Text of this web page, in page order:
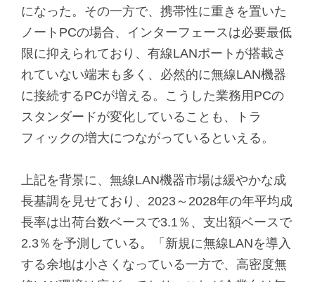
になった。その一方で、携帯性に重きを置いた
ノートPCの場合、インターフェースは必要最低
限に抑えられており、有線LANポートが搭載さ
れていない端末も多く、必然的に無線LAN機器
に接続するPCが増える。こうした業務用PCの
スタンダードが変化していることも、トラ
フィックの増大につながっているといえる。
上記を背景に、無線LAN機器市場は緩やかな成
長基調を見せており、2023～2028年の年平均成
長率は出荷台数ベースで3.1％、支出額ベースで
2.3％を予測している。「新規に無線LANを導入
する余地は小さくなっている一方で、高密度無